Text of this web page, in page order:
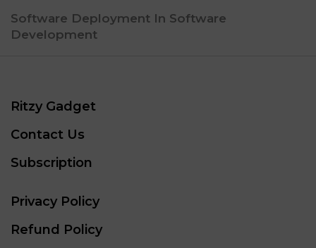
Software Deployment In Software
Development
Ritzy Gadget
Contact Us
Subscription
Privacy Policy
Refund Policy